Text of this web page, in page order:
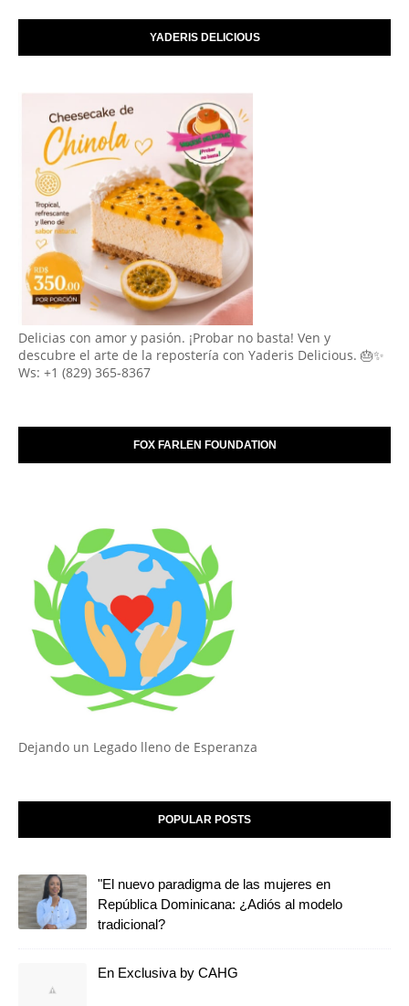
YADERIS DELICIOUS
Delicias con amor y pasión. ¡Probar no basta! Ven y
descubre el arte de la repostería con Yaderis Delicious. 🎂✨
Ws: +1 (829) 365-8367
FOX FARLEN FOUNDATION
Dejando un Legado lleno de Esperanza
POPULAR POSTS
"El nuevo paradigma de las mujeres en
República Dominicana: ¿Adiós al modelo
tradicional?
En Exclusiva by CAHG